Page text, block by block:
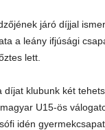
járó díjjal
a leány ifjúsági
lett.
díjat klubunk két
U15-ös
idén